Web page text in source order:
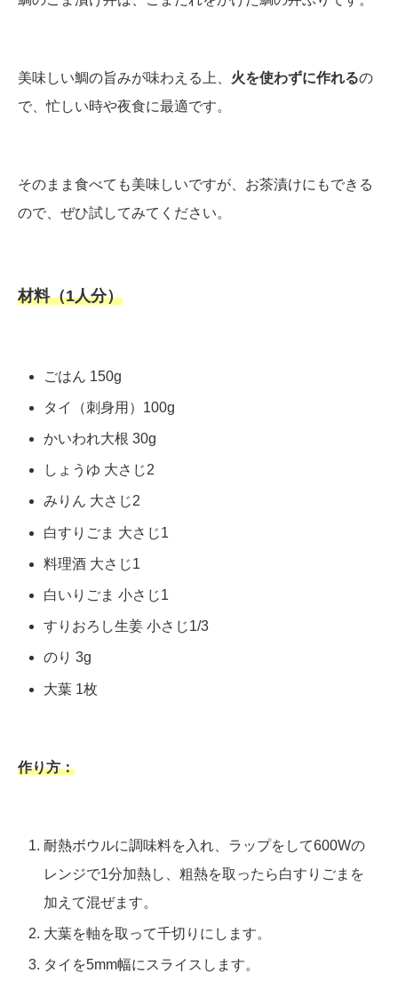
美味しい鯛の旨みが味わえる上、 火を使わずに作れるの
で、忙しい時や夜食に最適です。
そのまま食べても美味しいですが、お茶漬けにもできる
ので、ぜひ試してみてください。
材料（1人分）
ごはん 150g
タイ（刺身用）100g
かいわれ大根 30g
しょうゆ 大さじ2
みりん 大さじ2
白すりごま 大さじ1
料理酒 大さじ1
白いりごま 小さじ1
すりおろし生姜 小さじ1/3
のり 3g
大葉 1枚
作り方：
耐熱ボウルに調味料を入れ、ラップをして600Wの
レンジで1分加熱し、粗熱を取ったら白すりごまを
加えて混ぜます。
大葉を軸を取って千切りにします。
タイを5mm幅にスライスします。